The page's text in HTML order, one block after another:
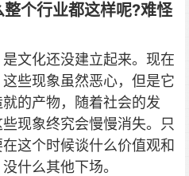
个行业都这样呢?难怪
文化还没建立起来。现在
些现象虽然恶心，但是它
的产物，随着社会的发
现象终究会慢慢消失。只
这个时候谈什么价值观和
什么其他下场。